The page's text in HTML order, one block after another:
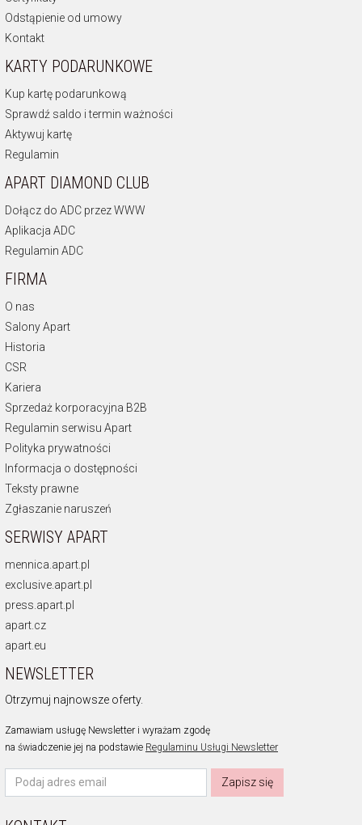
Odstąpienie od umowy
Kontakt
KARTY PODARUNKOWE
Kup kartę podarunkową
Sprawdź saldo i termin ważności
Aktywuj kartę
Regulamin
APART DIAMOND CLUB
Dołącz do ADC przez WWW
Aplikacja ADC
Regulamin ADC
FIRMA
O nas
Salony Apart
Historia
CSR
Kariera
Sprzedaż korporacyjna B2B
Regulamin serwisu Apart
Polityka prywatności
Informacja o dostępności
Teksty prawne
Zgłaszanie naruszeń
SERWISY APART
mennica.apart.pl
exclusive.apart.pl
press.apart.pl
apart.cz
apart.eu
NEWSLETTER
Otrzymuj najnowsze oferty.
Zamawiam usługę Newsletter i wyrażam zgodę
na świadczenie jej na podstawie Regulaminu Usługi Newsletter
Zapisz się